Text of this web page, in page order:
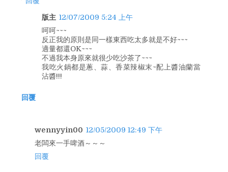
版主 12/07/2009 5:24 上午
呵呵~~~
反正我的原則是同一樣東西吃太多就是不好~~~
適量都還OK~~~
不過我本身原來就很少吃沙茶了~~~
我吃火鍋都是蔥、蒜、香菜辣椒末~配上醬油蘭當
沾醬!!!
回覆
wennyyin00 12/05/2009 12:49 下午
老闆來一手啤酒～～～
回覆